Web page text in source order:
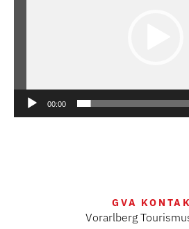
00:00
GVA
Vorarlberg